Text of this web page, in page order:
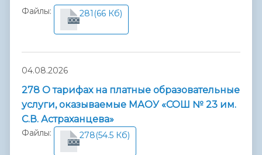
Файлы:
DOC
281 (66 Кб)
04.08.2026
278 О тарифах на платные образовательные
услуги, оказываемые МАОУ «СОШ № 23 им.
С.В. Астраханцева»
Файлы:
DOC
278(54.5 Кб)